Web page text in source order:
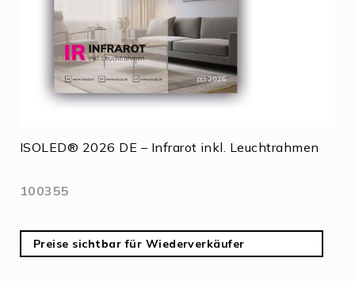
ISOLED® 2026 DE – Infrarot inkl. Leuchtrahmen
100355
Preise sichtbar für Wiederverkäufer